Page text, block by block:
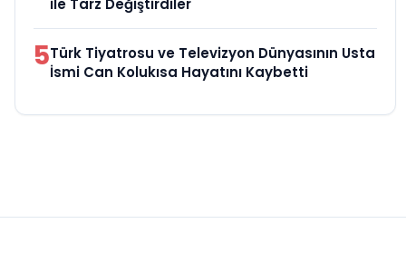
ile Tarz Değiştirdiler
5Türk Tiyatrosu ve Televizyon Dünyasının Usta
İsmi Can Kolukısa Hayatını Kaybetti